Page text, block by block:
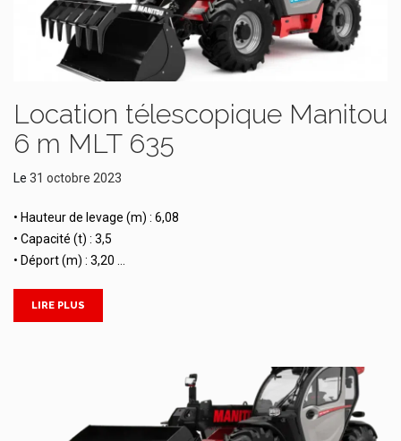
Location télescopique Manitou
6 m MLT 635
Le 31 octobre 2023
• Hauteur de levage (m) : 6,08
• Capacité (t) : 3,5
• Déport (m) : 3,20 …
LIRE PLUS